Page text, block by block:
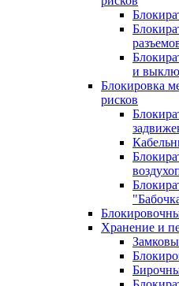
и
Блокировка
рисков
Хранение и